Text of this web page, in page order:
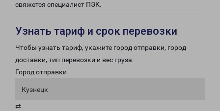
свяжется специалист ПЭК.
Узнать тариф и срок перевозки
Чтобы узнать тариф, укажите город отправки, город
доставки, тип перевозки и вес груза.
Город отправки
Кузнецк
⇄